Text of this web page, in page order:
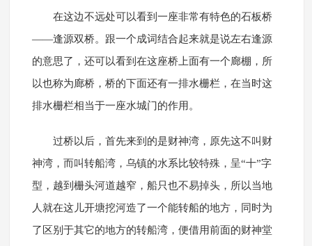
在这边不远处可以看到一座非常有特色的石板桥
——逢源双桥。跟一个成词结合起来就是说左右逢源
的意思了，还可以看到在这座桥上面有一个廊棚，所
以也称为廊桥，桥的下面还有一排水栅栏，在当时这
排水栅栏相当于一座水城门的作用。
过桥以后，首先来到的是财神湾，原先这不叫财
神湾，而叫转船湾，乌镇的水系比较特殊，呈“十”字
型，越到栅头河道越窄，船只也不易掉头，所以当地
人就在这儿开塘挖河造了一个能转船的地方，同时为
了区别于其它的地方的转船湾，便借用前面的财神堂